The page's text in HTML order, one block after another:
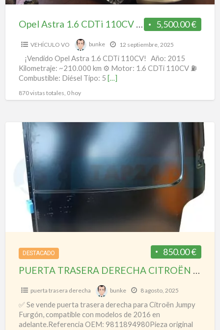
5
puertas,
estado,
210.000
5.500€
5,500.00 €
Opel Astra 1.6 CDTi 110CV 2015 Diésel | 5 puertas, buen estado, 210.000 km – 5.500€ (particular)
VEHÍCULO VO bunke 12 septiembre, 2025
¡Vendido Opel Astra 1.6 CDTi 110CV! Año: 2015 ️
Kilometraje: ~210.000 km ⚙️ Motor: 1.6 CDTi 110CV ⛽
Combustible: Diésel Tipo: 5 […]
870 vistas totales, 0 hoy
PUERTA
TRASERA
DERECHA
CITROËN
JUMPY
FURGÓN
9811894980
DESTACADO 850.00 €
puerta trasera derecha bunke 8 agosto, 2025
✅ Se vende puerta trasera derecha para Citroën Jumpy
Furgón, compatible con modelos de 2016 en
adelante.Referencia OEM: 9811894980Pieza original